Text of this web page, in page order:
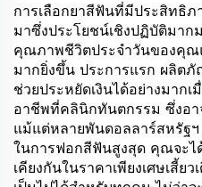
การเลือกยาสีฟันที่มีประสิทธิ
มาซึ่งประโยชน์เชิงปฏิบัติมาก
คุณภาพชีวิตประจำวันของคุณ
มากยิ่งขึ้น ประการแรก ผลิต
ช่วยประหยัดเงินได้อย่างมาก
อาชีพที่คลินิกทันตกรรม ซึ่งอ
แม้แต่หลายพันดอลลาร์สหรัฐ
ในการฟอกสีฟันสูงสุด คุณจะ
เคียงกันในราคาเพียงเศษเสี้ย